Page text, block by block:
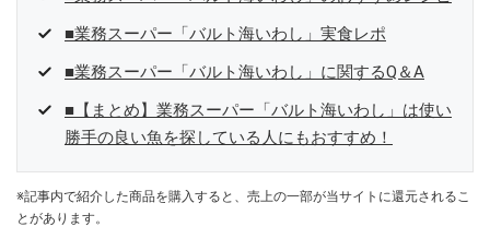
■業務スーパー「バルト海いわし」実食レポ
■業務スーパー「バルト海いわし」に関するQ＆A
■【まとめ】業務スーパー「バルト海いわし」は使い
勝手の良い魚を探している人にもおすすめ！
※記事内で紹介した商品を購入すると、売上の一部が当サイトに還元されるこ
とがあります。